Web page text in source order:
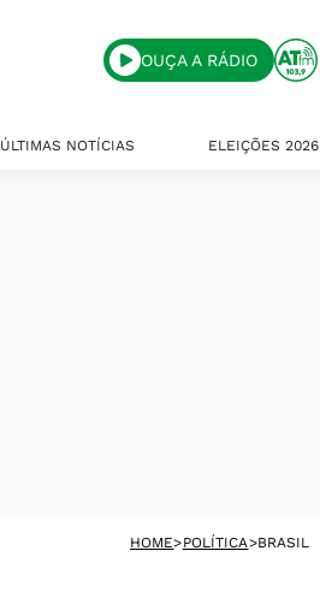
OUÇA A RÁDIO
ÚLTIMAS NOTÍCIAS ELEIÇÕES 2026
HOME>POLÍTICA>BRASIL